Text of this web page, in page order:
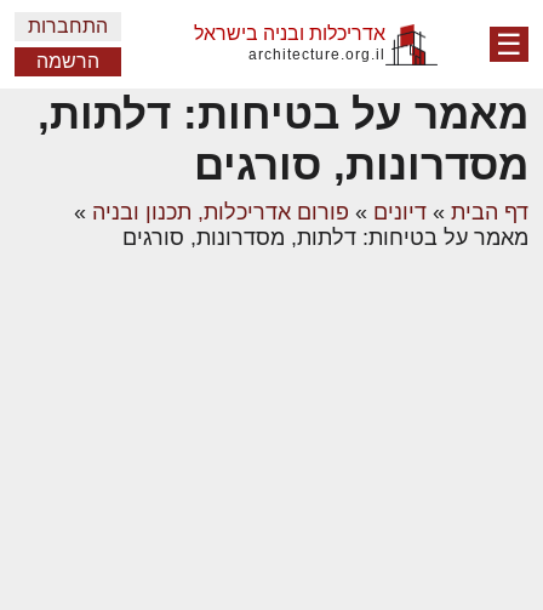
☰ אדריכלות ובניה בישראל
architecture.org.il
התחברות
הרשמה
מאמר על בטיחות: דלתות,
מסדרונות, סורגים
דף הבית » דיונים » פורום אדריכלות, תכנון ובניה »
מאמר על בטיחות: דלתות, מסדרונות, סורגים